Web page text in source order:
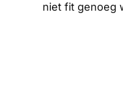
niet fit genoeg